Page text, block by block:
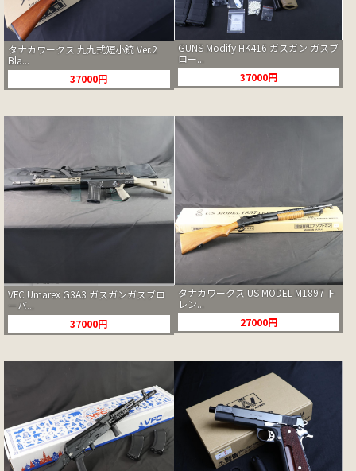
タナカワークス 九九式短小銃 Ver.2
Bla...
37000円
GUNS Modify HK416 ガスガン ガスブ
ロー...
37000円
VFC Umarex G3A3 ガスガンガスブロ
ーバ...
37000円
タナカワークス US MODEL M1897 ト
レン...
27000円